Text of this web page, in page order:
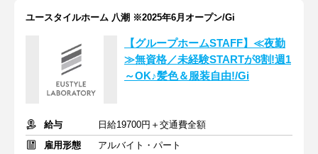
ユースタイルホーム 八潮 ※2025年6月オープン/Gi
【グループホームSTAFF】≪夜勤
≫無資格／未経験STARTが8割!週1
～OK♪髪色＆服装自由!/Gi
給与
日給19700円＋交通費全額
雇用形態
アルバイト・パート